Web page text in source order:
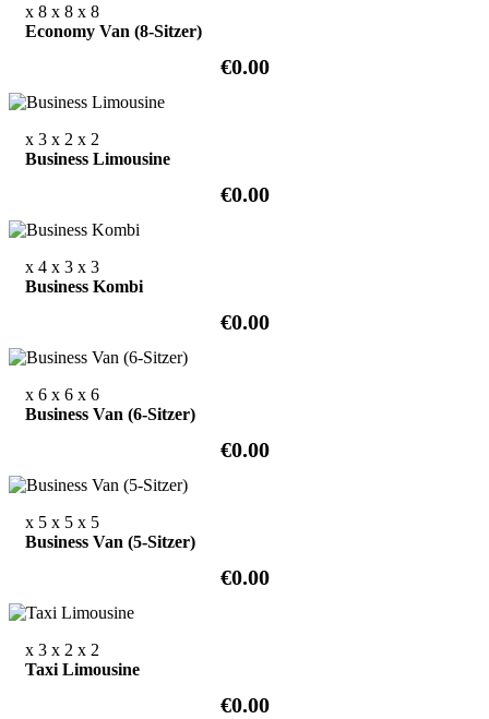
x 8 x 8 x 8
Economy Van (8-Sitzer)
€0.00
x 3 x 2 x 2
Business Limousine
€0.00
x 4 x 3 x 3
Business Kombi
€0.00
x 6 x 6 x 6
Business Van (6-Sitzer)
€0.00
x 5 x 5 x 5
Business Van (5-Sitzer)
€0.00
x 3 x 2 x 2
Taxi Limousine
€0.00